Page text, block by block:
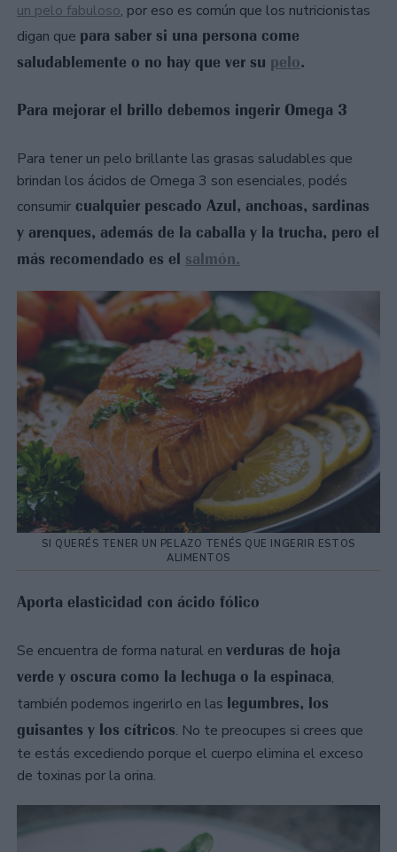
un pelo fabuloso, por eso es común que los nutricionistas
digan que para saber si una persona come
saludablemente o no hay que ver su pelo.
Para mejorar el brillo debemos ingerir Omega 3
Para tener un pelo brillante las grasas saludables que
brindan los ácidos de Omega 3 son esenciales, podés
consumir cualquier pescado Azul, anchoas, sardinas
y arenques, además de la caballa y la trucha, pero el
más recomendado es el salmón.
SI QUERÉS TENER UN PELAZO TENÉS QUE INGERIR ESTOS
ALIMENTOS
Aporta elasticidad con ácido fólico
Se encuentra de forma natural en verduras de hoja
verde y oscura como la lechuga o la espinaca,
también podemos ingerirlo en las legumbres, los
guisantes y los cítricos. No te preocupes si crees que
te estás excediendo porque el cuerpo elimina el exceso
de toxinas por la orina.